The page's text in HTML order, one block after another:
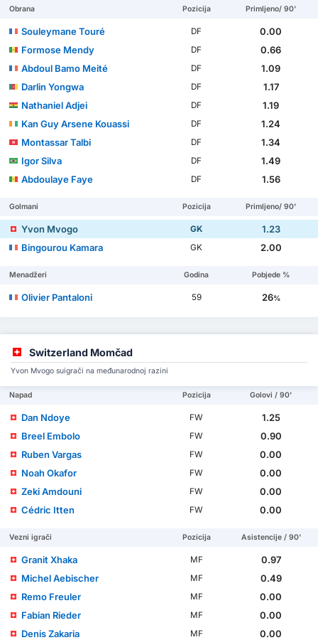
Obrana Pozicija Primljeno/ 90'
Souleymane Touré DF
0.00
Formose Mendy
DF
0.66
Abdoul Bamo Meité
DF
1.09
Darlin Yongwa
DF
1.17
Nathaniel Adjei
DF
1.19
Kan Guy Arsene Kouassi
DF
1.24
Montassar Talbi
DF
1.34
Igor Silva
DF
1.49
Abdoulaye Faye
DF 1.56
Golmani Pozicija Primljeno/ 90'
Yvon Mvogo GK
1.23
Bingourou Kamara
GK 2.00
Menadžeri Godina Pobjede %
Olivier Pantaloni 59 26%
Switzerland Momčad
Yvon Mvogo suigrači na međunarodnoj razini
Napad Pozicija Golovi / 90'
Dan Ndoye FW
1.25
Breel Embolo
FW
0.90
Ruben Vargas
FW
0.00
Noah Okafor
FW
0.00
Zeki Amdouni
FW
0.00
Cédric Itten
FW 0.00
Vezni igrači Pozicija Asistencije / 90'
Granit Xhaka MF
0.97
Michel Aebischer
MF
0.49
Remo Freuler
MF
0.00
Fabian Rieder
MF
0.00
Denis Zakaria
MF
0.00